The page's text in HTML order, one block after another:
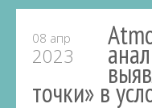
08 апр
2023
точки» в